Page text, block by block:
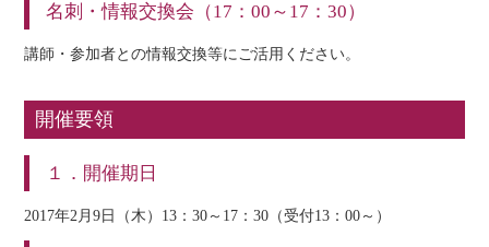
名刺・情報交換会（17：00～17：30）
講師・参加者との情報交換等にご活用ください。
開催要領
１．開催期日
2017年2月9日（木）13：30～17：30（受付13：00～）